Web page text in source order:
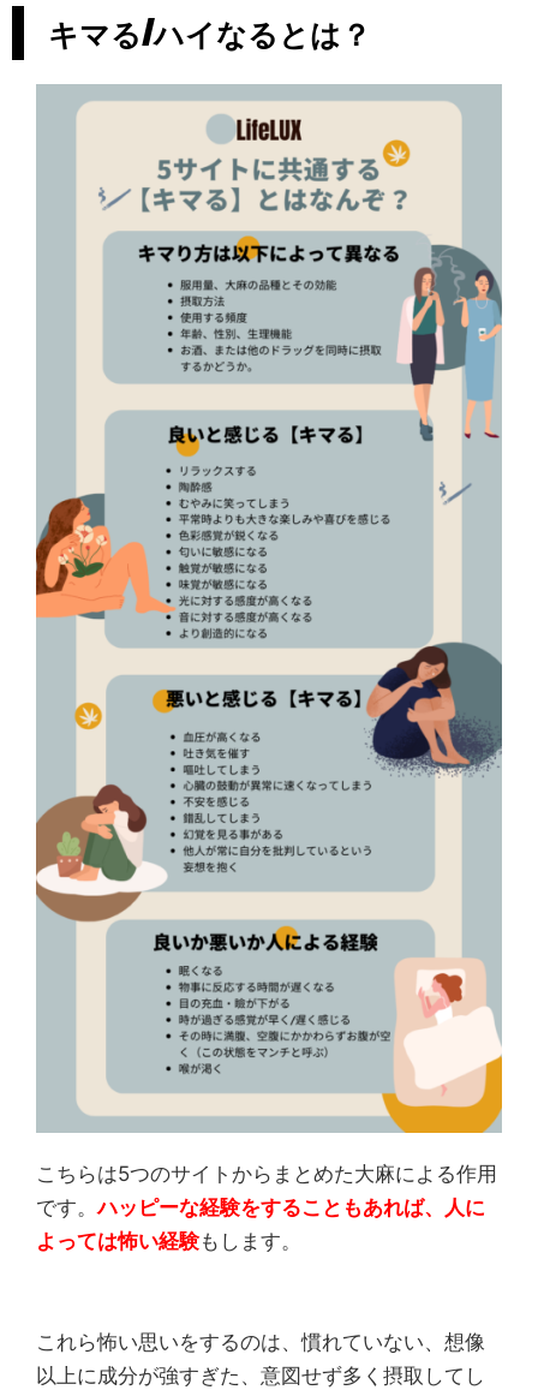
キマる/ハイなるとは？
こちらは5つのサイトからまとめた大麻による作用
です。ハッピーな経験をすることもあれば、人に
よっては怖い経験もします。
これら怖い思いをするのは、慣れていない、想像
以上に成分が強すぎた、意図せず多く摂取してし